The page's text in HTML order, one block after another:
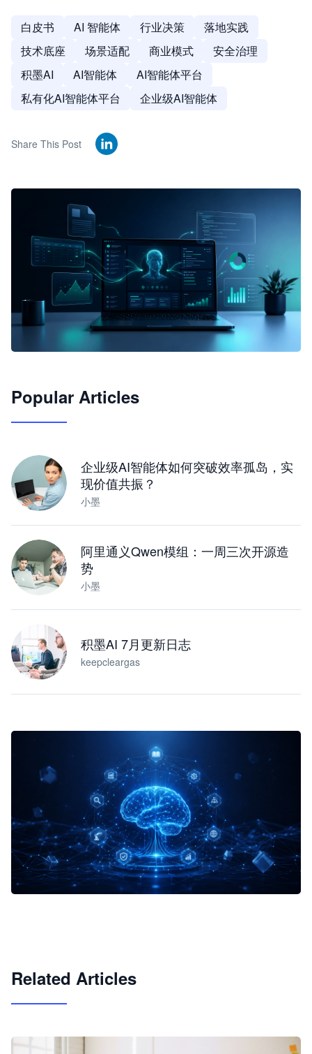
白皮书 AI 智能体 行业决策
落地实践
技术底座
场景适配 商业模式
安全治理
积墨AI
AI智能体
AI智能体平台
私有化AI智能体平台
企业级AI智能体
Share This Post
JimoClaw 桌面 AI Agent 工作台
Popular Articles
企业级AI智能体如何突破效率孤岛，实
现价值共振？
小墨
阿里通义Qwen模组：一周三次开源造
势
小墨
积墨AI 7月更新日志
keepcleargas
Related Articles